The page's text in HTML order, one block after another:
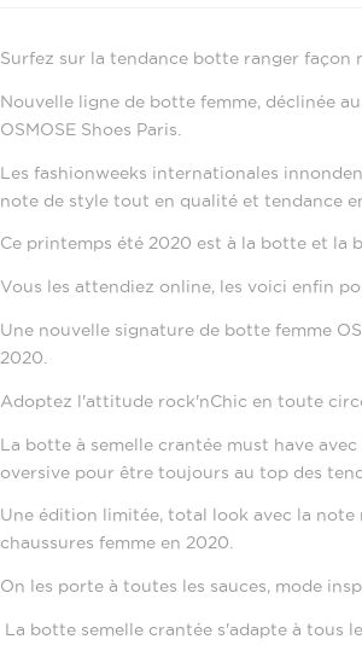
Surfez sur la tendance botte ranger façon
Nouvelle ligne de botte femme, déclinée
OSMOSE Shoes Paris.
Les fashionweeks internationales
note de style tout en qualité et tendance
Ce printemps été 2020 est à la botte et la
Vous les attendiez online, les voici enfin
Une nouvelle signature de botte femme
2020.
Adoptez l'attitude rock'nChic en toute
La botte à semelle crantéemust have avec
oversive pour être toujours au top des
Une édition limitée, total look avec la note
chaussures femme en 2020.
On les porte à toutes les sauces, mode
La botte semelle crantées'adapte à tous